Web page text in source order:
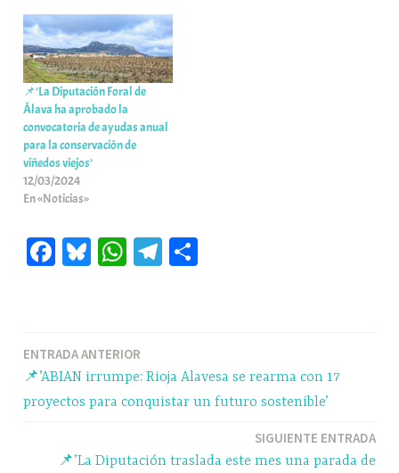
📌’La Diputación Foral de
Álava ha aprobado la
convocatoria de ayudas anual
para la conservación de
viñedos viejos’
12/03/2024
En «Noticias»
Fa Bl W
pp
Te
m rti
r
Navegación
ENTRADA ANTERIOR
📌’ABIAN irrumpe: Rioja Alavesa se rearma con 17
proyectos para conquistar un futuro sostenible’
SIGUIENTE ENTRADA
📌’La Diputación traslada este mes una parada de